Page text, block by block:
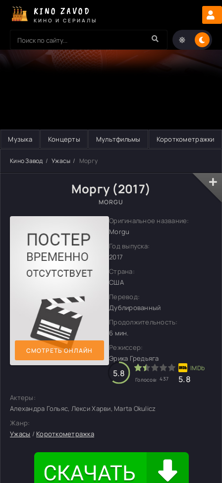
KINO ZAVOD
КИНО И СЕРИАЛЫ
Музыка Концерты Мультфильмы Короткометражки
Кино Завод Ужасы Моргу
Моргу (2017)
MORGU
СМОТРЕТЬ ОНЛАЙН
Оригинальное название:
Morgu
Год выпуска:
2017
Страна:
США
Перевод:
Дублированный
Продолжительность:
6 мин.
Режиссер:
Эрика Гредьяга
5.8
Голосов: 437 5.8
Актеры:
Алехандра Гольяс, Лекси Харви, Marta Okulicz
Жанр:
Ужасы / Короткометражка